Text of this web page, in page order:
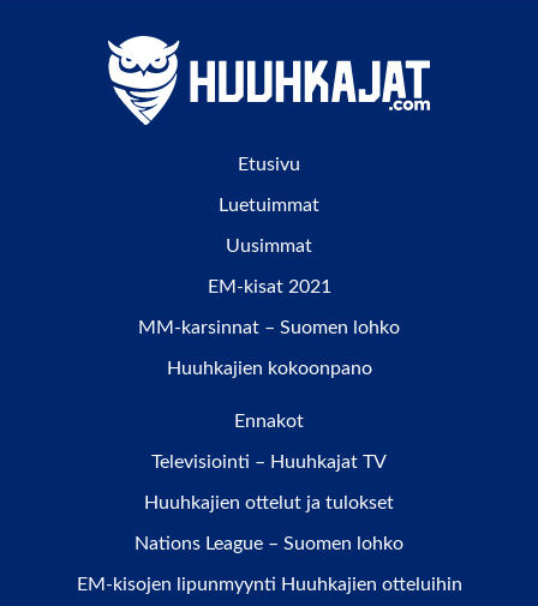
Etusivu
Luetuimmat
Uusimmat
EM-kisat 2021
MM-karsinnat – Suomen lohko
Huuhkajien kokoonpano
Ennakot
Televisiointi – Huuhkajat TV
Huuhkajien ottelut ja tulokset
Nations League – Suomen lohko
EM-kisojen lipunmyynti Huuhkajien otteluihin